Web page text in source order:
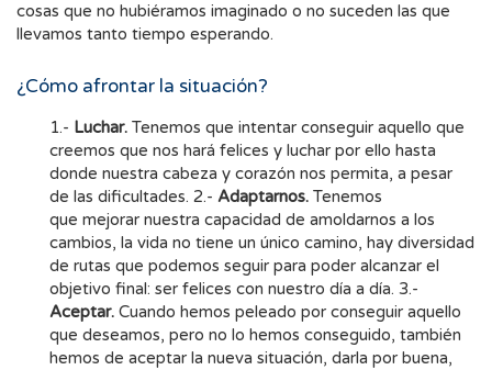
cosas que no hubiéramos imaginado o no suceden las que
llevamos tanto tiempo esperando.
¿Cómo afrontar la situación?
1.- Luchar. Tenemos que intentar conseguir aquello que
creemos que nos hará felices y luchar por ello hasta
donde nuestra cabeza y corazón nos permita, a pesar
de las dificultades. 2.- Adaptarnos. Tenemos
que mejorar nuestra capacidad de amoldarnos a los
cambios, la vida no tiene un único camino, hay diversidad
de rutas que podemos seguir para poder alcanzar el
objetivo final: ser felices con nuestro día a día. 3.-
Aceptar. Cuando hemos peleado por conseguir aquello
que deseamos, pero no lo hemos conseguido, también
hemos de aceptar la nueva situación, darla por buena,